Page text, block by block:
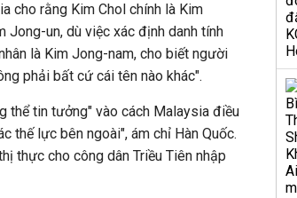
cho rằng Kim Chol chính là Kim
Jong-un, dù việc xác định danh tính
là Kim Jong-nam, cho biết người
phải bất cứ cái tên nào khác".
thể tin tưởng" vào cách Malaysia điều
thế lực bên ngoài", ám chỉ Hàn Quốc.
thực cho công dân Triều Tiên nhập